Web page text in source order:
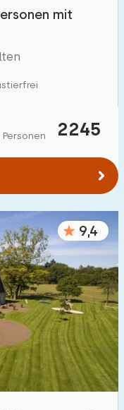
10
25
9
6
4
11
mit
2245
9,4